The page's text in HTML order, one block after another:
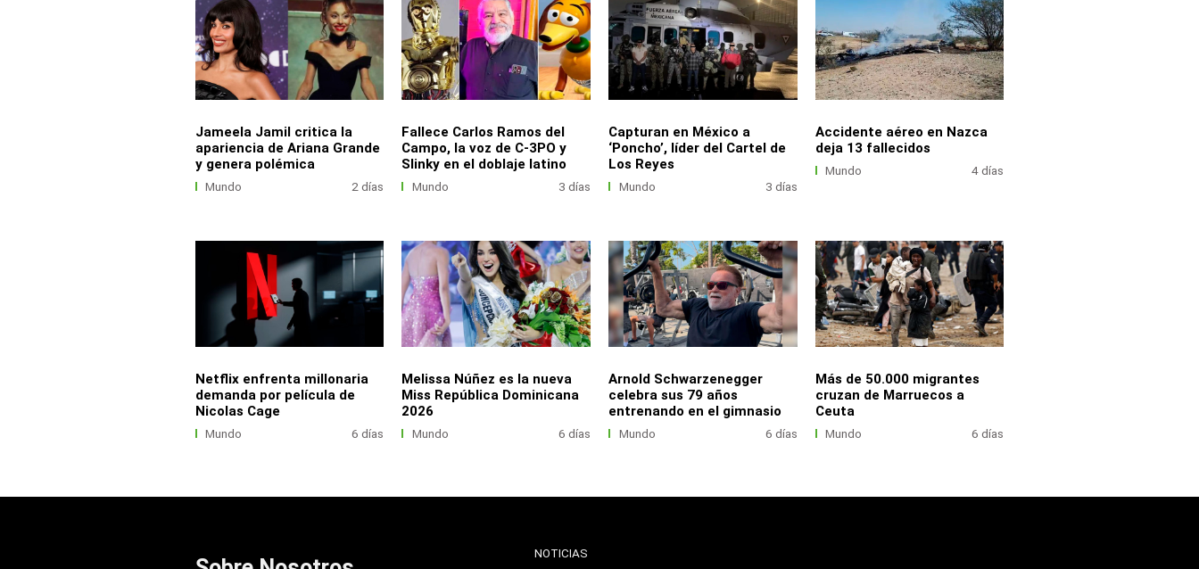
Jameela Jamil critica la
apariencia de Ariana Grande
y genera polémica
Mundo 2 días
Fallece Carlos Ramos del
Campo, la voz de C-3PO y
Slinky en el doblaje latino
Mundo 3 días
Capturan en México a
‘Poncho’, líder del Cartel de
Los Reyes
Mundo 3 días
Accidente aéreo en Nazca
deja 13 fallecidos
Mundo 4 días
Netflix enfrenta millonaria
demanda por película de
Nicolas Cage
Mundo 6 días
Melissa Núñez es la nueva
Miss República Dominicana
2026
Mundo 6 días
Arnold Schwarzenegger
celebra sus 79 años
entrenando en el gimnasio
Mundo 6 días
Más de 50.000 migrantes
cruzan de Marruecos a
Ceuta
Mundo 6 días
NOTICIAS